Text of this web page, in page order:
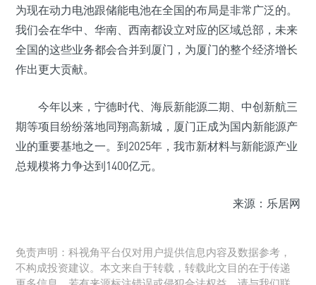
为现在动力电池跟储能电池在全国的布局是非常广泛的。
我们会在华中、华南、西南都设立对应的区域总部，未来
全国的这些业务都会合并到厦门，为厦门的整个经济增长
作出更大贡献。
今年以来，宁德时代、海辰新能源二期、中创新航三
期等项目纷纷落地同翔高新城，厦门正成为国内新能源产
业的重要基地之一。到2025年，我市新材料与新能源产业
总规模将力争达到1400亿元。
来源：乐居网
免责声明：科视角平台仅对用户提供信息内容及数据参考，
不构成投资建议。本文来自于转载，转载此文目的在于传递